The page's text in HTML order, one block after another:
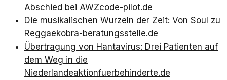
Abschied bei AWZcode-pilot.de
Die musikalischen Wurzeln der Zeit: Von Soul zu
Reggaekobra-beratungsstelle.de
Übertragung von Hantavirus: Drei Patienten auf
dem Weg in die
Niederlandeaktionfuerbehinderte.de